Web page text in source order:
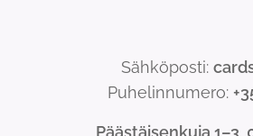
Sähköposti:
Puhelinnumero:
Päästäisenkuja 1–3,